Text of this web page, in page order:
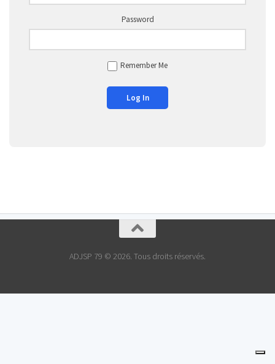
Password
Remember Me
ADJSP 79 © 2026. Tous droits réservés.